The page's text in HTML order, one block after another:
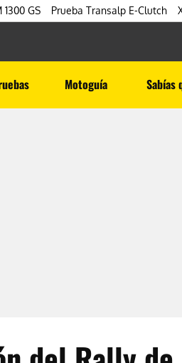
1300 GS Prueba Transalp E-Clutch
Motoguía Sabías